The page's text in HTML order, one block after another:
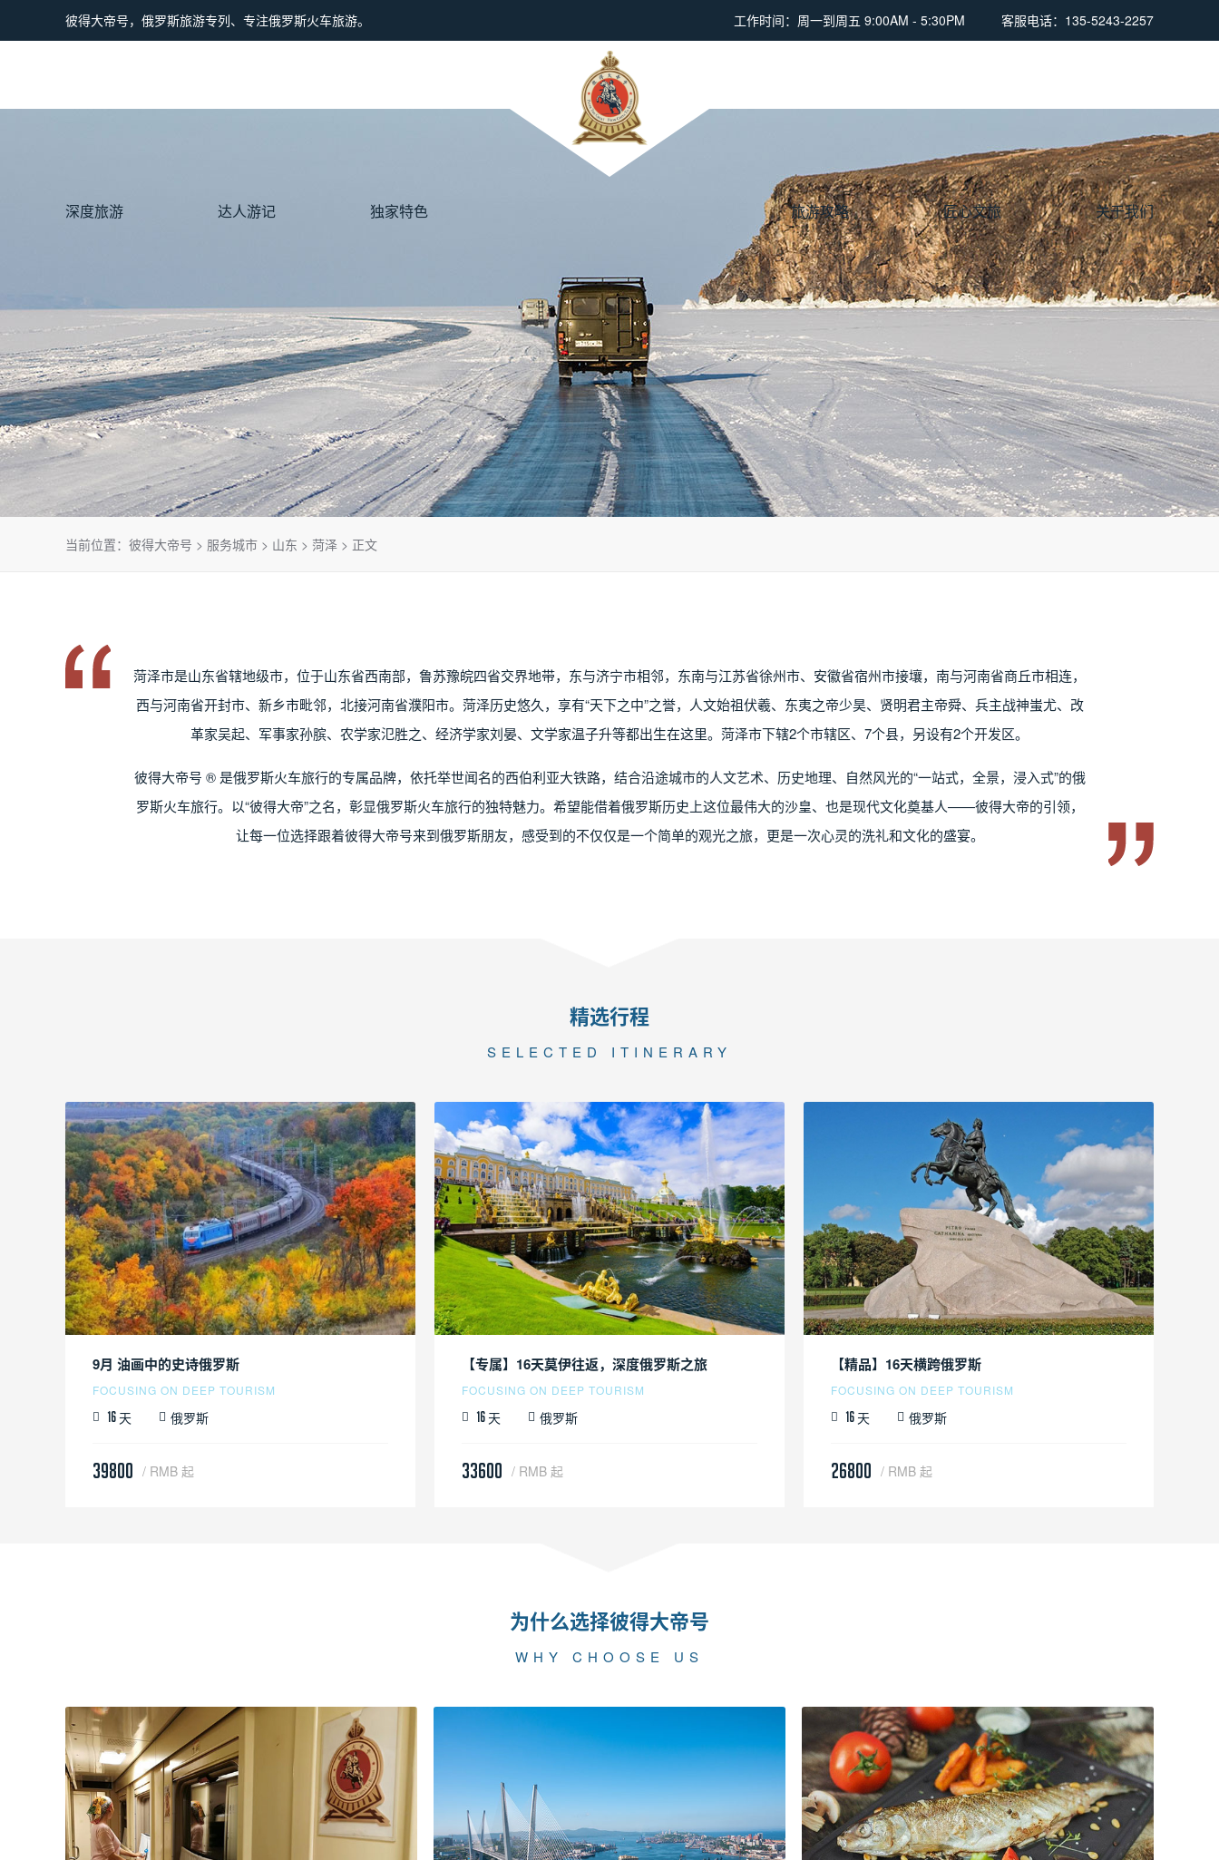
彼得大帝号，俄罗斯旅游专列、专注俄罗斯火车旅游。 工作时间：周一到周五 9:00AM - 5:30PM 客服电话：135-5243-2257
深度旅游 达人游记 独家特色 旅游攻略 匠心文旅 关于我们
当前位置： 彼得大帝号 > 服务城市 > 山东 > 菏泽 > 正文
菏泽市是山东省辖地级市，位于山东省西南部，鲁苏豫皖四省交界地带，东与济宁市相邻，东南与江苏省徐州市、安徽省宿州市接壤，南与河南省商丘市相连，
西与河南省开封市、新乡市毗邻，北接河南省濮阳市。菏泽历史悠久，享有“天下之中”之誉，人文始祖伏羲、东夷之帝少昊、贤明君主帝舜、兵主战神蚩尤、改
革家吴起、军事家孙膑、农学家氾胜之、经济学家刘晏、文学家温子升等都出生在这里。菏泽市下辖2个市辖区、7个县，另设有2个开发区。
彼得大帝号 ® 是俄罗斯火车旅行的专属品牌，依托举世闻名的西伯利亚大铁路，结合沿途城市的人文艺术、历史地理、自然风光的“一站式，全景，浸入式”的俄
罗斯火车旅行。以“彼得大帝”之名，彰显俄罗斯火车旅行的独特魅力。希望能借着俄罗斯历史上这位最伟大的沙皇、也是现代文化奠基人——彼得大帝的引领，
让每一位选择跟着彼得大帝号来到俄罗斯朋友，感受到的不仅仅是一个简单的观光之旅，更是一次心灵的洗礼和文化的盛宴。
精选行程
SELECTED ITINERARY
9月 油画中的史诗俄罗斯
FOCUSING ON DEEP TOURISM
16 天 俄罗斯
39800 / RMB 起
【专属】16天莫伊往返，深度俄罗斯之旅
FOCUSING ON DEEP TOURISM
16 天 俄罗斯
33600 / RMB 起
【精品】16天横跨俄罗斯
FOCUSING ON DEEP TOURISM
16 天 俄罗斯
26800 / RMB 起
为什么选择彼得大帝号
WHY CHOOSE US